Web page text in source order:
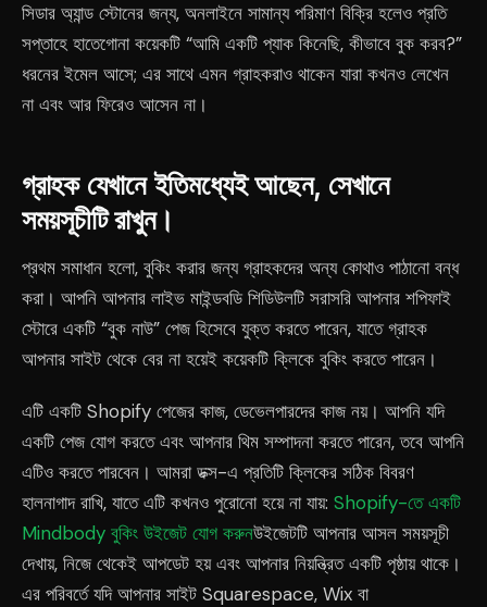
সিডার অ্যান্ড স্টোনের জন্য, অনলাইনে সামান্য পরিমাণ বিক্রি হলেও প্রতি
সপ্তাহে হাতেগোনা কয়েকটি “আমি একটি প্যাক কিনেছি, কীভাবে বুক করব?”
ধরনের ইমেল আসে; এর সাথে এমন গ্রাহকরাও থাকেন যারা কখনও লেখেন
না এবং আর ফিরেও আসেন না।
গ্রাহক যেখানে ইতিমধ্যেই আছেন, সেখানে
সময়সূচীটি রাখুন।
প্রথম সমাধান হলো, বুকিং করার জন্য গ্রাহকদের অন্য কোথাও পাঠানো বন্ধ
করা। আপনি আপনার লাইভ মাইন্ডবডি শিডিউলটি সরাসরি আপনার শপিফাই
স্টোরে একটি “বুক নাউ” পেজ হিসেবে যুক্ত করতে পারেন, যাতে গ্রাহক
আপনার সাইট থেকে বের না হয়েই কয়েকটি ক্লিকে বুকিং করতে পারেন।
এটি একটি Shopify পেজের কাজ, ডেভেলপারদের কাজ নয়। আপনি যদি
একটি পেজ যোগ করতে এবং আপনার থিম সম্পাদনা করতে পারেন, তবে আপনি
এটিও করতে পারবেন। আমরা ডক্স-এ প্রতিটি ক্লিকের সঠিক বিবরণ
হালনাগাদ রাখি, যাতে এটি কখনও পুরোনো হয়ে না যায়: Shopify-তে একটি
Mindbody বুকিং উইজেট যোগ করুনউইজেটটি আপনার আসল সময়সূচী
দেখায়, নিজে থেকেই আপডেট হয় এবং আপনার নিয়ন্ত্রিত একটি পৃষ্ঠায় থাকে।
এর পরিবর্তে যদি আপনার সাইট Squarespace, Wix বা